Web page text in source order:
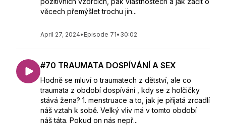
věcech přemýšlet trochu jin...
April 27, 2024• Episode 71• 30:02
#70 TRAUMATA DOSPÍVÁNÍ A SEX
Hodně se mluví o traumatech z dětství, ale co
traumata z období dospívání , kdy se z holčičky
stává žena? 1. menstruace a to, jak je přijatá zrcadlí
náš vztah k sobě. Velký vliv má v tomto období
náš táta. Pokud on nás nepř...